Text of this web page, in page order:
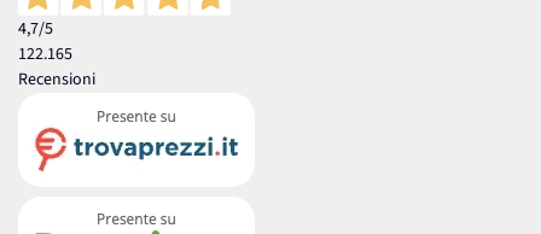
4,7/5
122.165
Recensioni